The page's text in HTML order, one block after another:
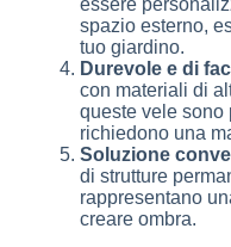
essere
spazio esterno,
tuo giardino.
Durevole e di
con materiali di
queste vele sono
richiedono una
Soluzione
di strutture
rappresentano
creare ombra.